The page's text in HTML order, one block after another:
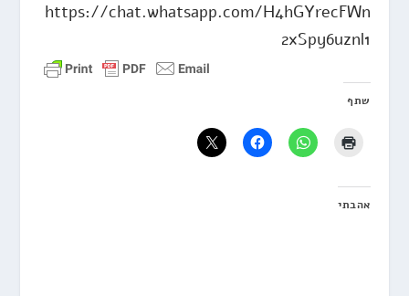
https://chat.whatsapp.com/H4hGYrecFWn
2xSpy6uznl1
שתף
אהבתי